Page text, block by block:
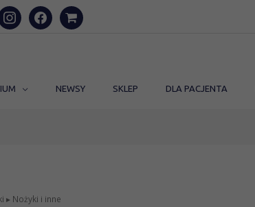
facebookshopping-
NEWSY SKLEP DLA PACJENTA
▸ Nożyki i inne